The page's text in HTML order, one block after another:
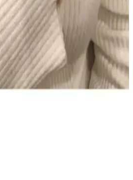
Çözüm
75 ml’lik iki tüp içeren Türkiye
beyazlatma sunar ve güvenli
kullanım için pratiktir; bazı
farklılık bildirir, genel memnuniyet
El ve Vücut Kremi: Derin
ve Erkeksi Koku